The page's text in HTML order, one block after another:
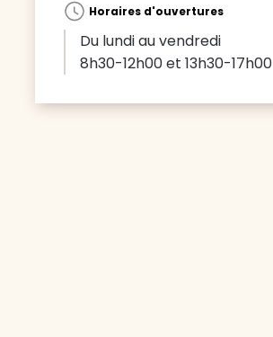
Horaires d'ouvertures
Du lundi au vendredi
8h30-12h00 et 13h30-17h00